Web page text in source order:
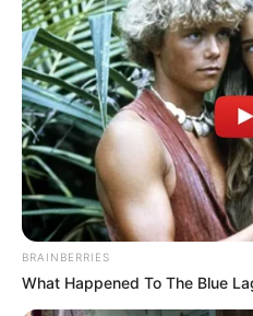
BRAINBERRIES
What Happened To The Blue